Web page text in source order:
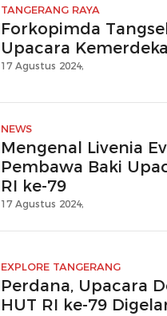
TANGERANG RAYA
Forkopimda
Upacara
17 Agustus 2024,
NEWS
Mengenal Livenia
Pembawa Baki
RI ke-79
17 Agustus 2024,
EXPLORE TANGERANG
Perdana, Upacara
HUT RI ke-79